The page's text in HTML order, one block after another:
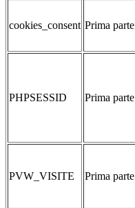
cookies_consent Prima parte
PHPSESSID Prima parte
PVW_VISITE Prima parte